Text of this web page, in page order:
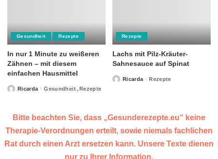
Gesundheit Rezepte
In nur 1 Minute zu weißeren
Zähnen – mit diesem
einfachen Hausmittel
PostedRicarda Gesundheit Rezepte
Rezepte
Lachs mit Pilz-Kräuter-
Sahnesauce auf Spinat
PostedRicarda Rezepte
Bitte beachten Sie, dass „Gesunderezepte.eu“ keine
Therapie-Verordnungen erteilt, sowie niemals fachlichen
Rat durch einen Arzt ersetzen kann. Unsere Texte dienen
nur zu Ihrer Information.